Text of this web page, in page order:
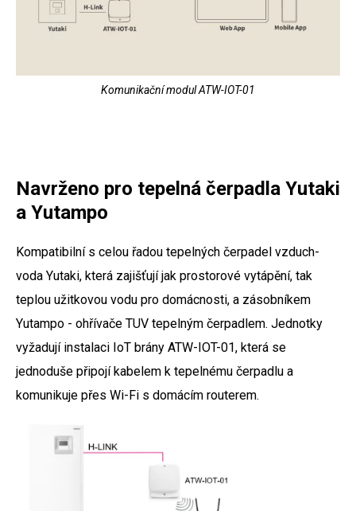
Komunikační modul ATW-IOT-01
Navrženo pro tepelná čerpadla Yutaki
a Yutampo
Kompatibilní s celou řadou tepelných čerpadel vzduch-
voda Yutaki, která zajišťují jak prostorové vytápění, tak
teplou užitkovou vodu pro domácnosti, a zásobníkem
Yutampo - ohřívače TUV tepelným čerpadlem. Jednotky
vyžadují instalaci IoT brány ATW-IOT-01, která se
jednoduše připojí kabelem k tepelnému čerpadlu a
komunikuje přes Wi-Fi s domácím routerem.